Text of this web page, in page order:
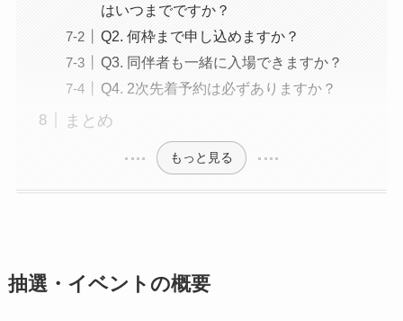
はいつまでですか？
Q2. 何枠まで申し込めますか？
Q3. 同伴者も一緒に入場できますか？
Q4. 2次先着予約は必ずありますか？
まとめ
もっと見る
抽選・イベントの概要